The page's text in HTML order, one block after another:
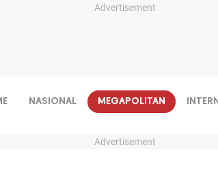
Advertisement
NASIONAL MEGAPOLITAN
Advertisement